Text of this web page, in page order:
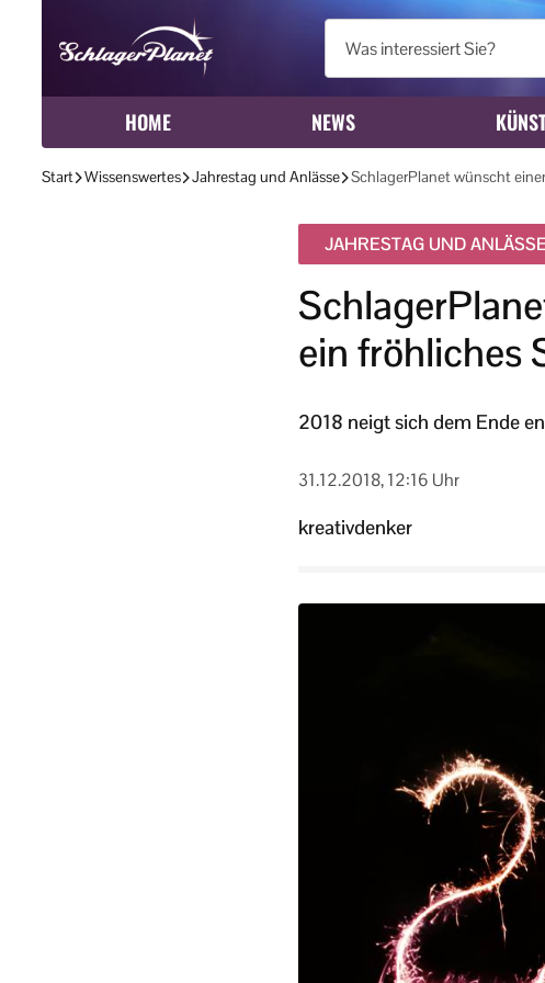
HOME NEWS
Start Wissenswertes Jahrestag und Anlässe SchlagerPlanet wünscht
JAHRESTAG UND ANLÄSSE
ein fröhliches
2018 neigt sich dem Ende
31.12.2018, 12:16 Uhr
kreativdenker